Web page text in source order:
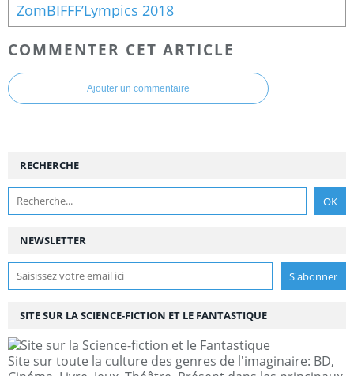
ZomBIFFF’Lympics 2018
COMMENTER CET ARTICLE
Ajouter un commentaire
NEWSLETTER
RECHERCHE
SITE SUR LA SCIENCE-FICTION ET LE FANTASTIQUE
Site sur toute la culture des genres de l'imaginaire: BD,